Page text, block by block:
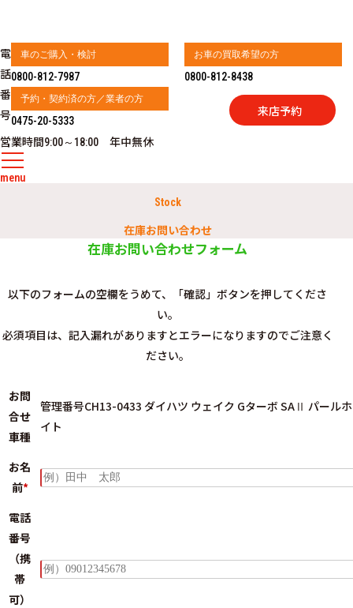
電
話
番
号
車のご購入・検討
0800-812-7987
お車の買取希望の方
0800-812-8438
予約・契約済の方／業者の方
0475-20-5333
営業時間9:00～18:00 年中無休
来店予約
menu
在庫お問い合わせ
Stock
在庫お問い合わせフォーム
以下のフォームの空欄をうめて、「確認」ボタンを押してくださ
い。
必須項目は、記入漏れがありますとエラーになりますのでご注意く
ださい。
お問
合せ
車種
管理番号CH13-0433 ダイハツ ウェイク Gターボ SAⅡ パール
イト
お名
前*
電話
番号
（携
帯
可）